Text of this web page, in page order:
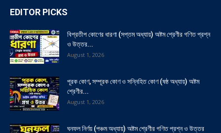
EDITOR PICKS
বিপ্রতীপ কোণের ধারণা (সপ্তম অধ্যায়) অষ্টম শ্রেণীর গণিত প্রশ্ন
ও উত্তর...
August 1, 2026
পূরক কোণ, সম্পূরক কোণ ও সন্নিহিত কোণ (ষষ্ঠ অধ্যায়) অষ্টম
শ্রেণীর...
August 1, 2026
ঘনফল নির্ণয় (পঞ্চম অধ্যায়) অষ্টম শ্রেণীর গণিত প্রশ্ন ও উত্তর